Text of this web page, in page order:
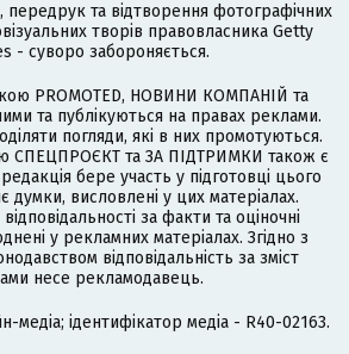
передрук та відтворення фотографічних
творів правовласника Getty
- суворо забороняється.
PROMOTED, НОВИНИ КОМПАНІЙ та
та публікуються на правах реклами.
погляди, які в них промотуються.
СПЕЦПРОЄКТ та ЗА ПІДТРИМКИ також є
бере участь у підготовці цього
думки, висловлені у цих матеріалах.
за факти та оціночні
у рекламних матеріалах. Згідно з
відповідальність за зміст
несе рекламодавець.
медіа; ідентифікатор медіа - R40-02163.